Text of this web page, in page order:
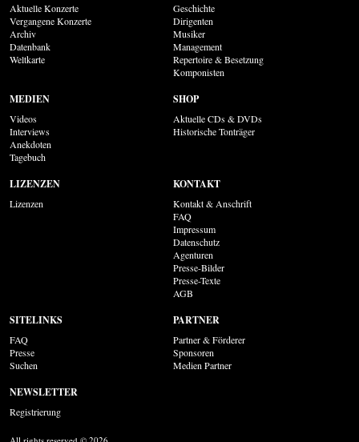
Aktuelle Konzerte
Vergangene Konzerte
Archiv
Datenbank
Weltkarte
Geschichte
Dirigenten
Musiker
Management
Repertoire & Besetzung
Komponisten
MEDIEN
Videos
Interviews
Anekdoten
Tagebuch
SHOP
Aktuelle CDs & DVDs
Historische Tonträger
LIZENZEN
Lizenzen
KONTAKT
Kontakt & Anschrift
FAQ
Impressum
Datenschutz
Agenturen
Presse-Bilder
Presse-Texte
AGB
SITELINKS
FAQ
Presse
Suchen
PARTNER
Partner & Förderer
Sponsoren
Medien Partner
NEWSLETTER
Registrierung